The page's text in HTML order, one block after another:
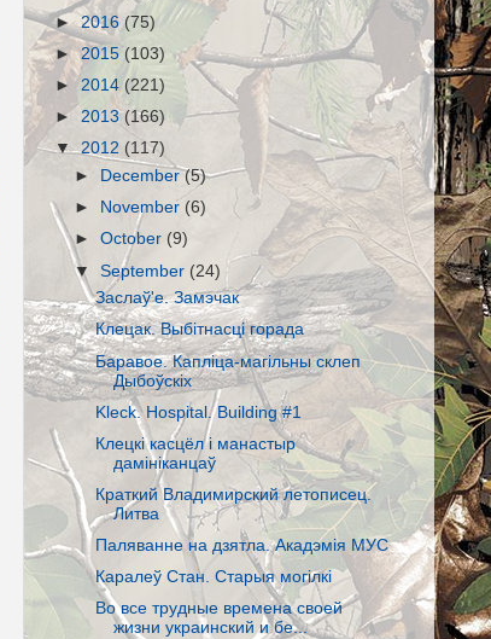
► 2016 (75)
►2015 (103)
► 2014 (221)
► 2013 (166)
▼2012 (117)
►
December(5)
►
November (6)
►October (9)
▼September (24)
Заслаў'е. Замэчак
Клецак. Выбітнасці горада
Баравое. Капліца-магільны склеп
Дыбоўскіх
Kleck. Hospital. Building #1
Клецкі касцёл і манастыр
дамініканцаў
Краткий Владимирский летописец.
Литва
Паляванне на дзятла. Акадэмія МУС
Каралеў Стан. Старыя могілкі
Во все трудные времена своей
жизни украинский и бе...